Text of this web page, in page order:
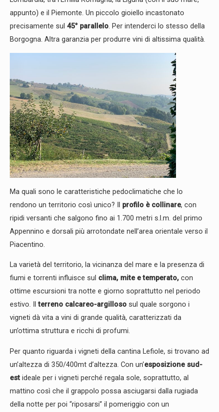
appunto) e il Piemonte. Un piccolo gioiello incastonato
precisamente sul 45° parallelo . Per intenderci lo stesso della
Borgogna. Altra garanzia per produrre vini di altissima qualità.
Ma quali sono le caratteristiche pedoclimatiche che lo
rendono un territorio così unico? Il profilo è collinare, con
ripidi versanti che salgono fino ai 1.700 metri s.l.m. del primo
Appennino e dorsali più arrotondate nell’area orientale verso il
Piacentino.
La varietà del territorio, la vicinanza del mare e la presenza di
fiumi e torrenti influisce sul clima, mite e temperato, con
ottime escursioni tra notte e giorno soprattutto nel periodo
estivo. Ilterreno calcareo-argilloso sul quale sorgono i
vigneti dà vita a vini di grande qualità, caratterizzati da
un’ottima struttura e ricchi di profumi.
Per quanto riguarda i vigneti della cantina Lefiole, si trovano ad
un’altezza di 350/400mt d’altezza. Con un’esposizione sud-
est ideale per i vigneti perché regala sole, soprattutto, al
mattino così che il grappolo possa asciugarsi dalla rugiada
della notte per poi “riposarsi” il pomeriggio con un